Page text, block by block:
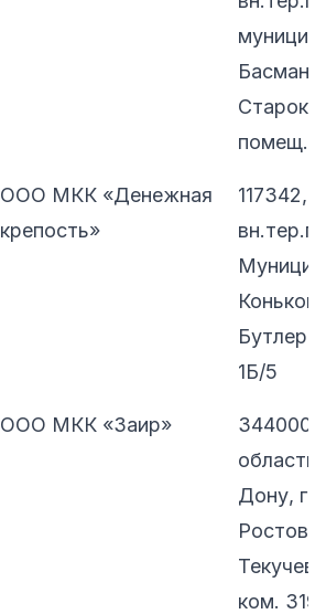
помещ.
ООО МКК «Денежная
крепость»
117342,
вн.тер.г.
1Б/5
ООО МКК «Заир»
344000,
Дону,
Ростов-
ком. 319